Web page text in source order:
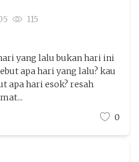
115
yang lalu bukan hari ini
apa hari yang lalu? kau
apa hari esok? resah
0